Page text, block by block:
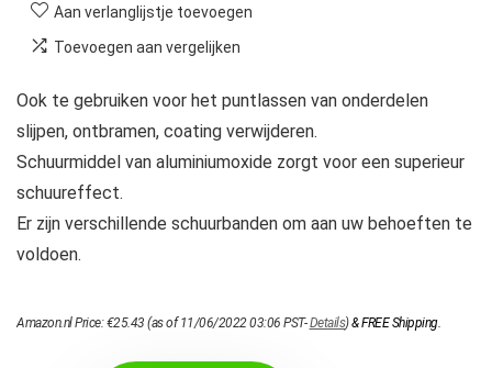
Aan verlanglijstje toevoegen
Toevoegen aan vergelijken
Ook te gebruiken voor het puntlassen van onderdelen
slijpen, ontbramen, coating verwijderen.
Schuurmiddel van aluminiumoxide zorgt voor een superieur
schuureffect.
Er zijn verschillende schuurbanden om aan uw behoeften te
voldoen.
Amazon.nl Price:€25.43 (as of 11/06/2022 03:06 PST-Details)&FREE Shipping.